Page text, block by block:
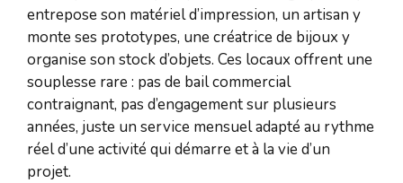
entrepose son matériel d’impression, un artisan y
monte ses prototypes, une créatrice de bijoux y
organise son stock d’objets. Ces locaux offrent une
souplesse rare : pas de bail commercial
contraignant, pas d’engagement sur plusieurs
années, juste un service mensuel adapté au rythme
réel d’une activité qui démarre et à la vie d’un
projet.